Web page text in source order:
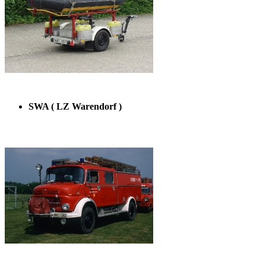
SWA ( LZ Warendorf )